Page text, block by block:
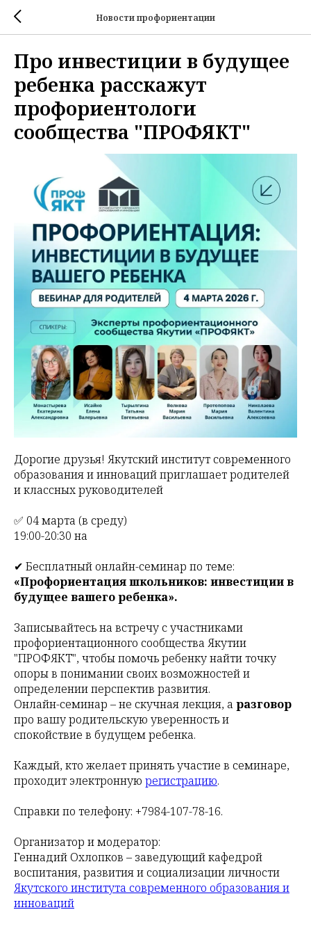
Новости профориентации
Про инвестиции в будущее
ребенка расскажут
профориентологи
сообщества "ПРОФЯКТ"
Дорогие друзья! Якутский институт современного
образования и инноваций приглашает родителей
и классных руководителей
✅ 04 марта (в среду)
19:00-20:30 на
✔ Бесплатный онлайн-семинар по теме:
«Профориентация школьников: инвестиции в
будущее вашего ребенка».
Записывайтесь на встречу с участниками
профориентационного сообщества Якутии
"ПРОФЯКТ", чтобы помочь ребенку найти точку
опоры в понимании своих возможностей и
определении перспектив развития.
Онлайн-семинар – не скучная лекция, аразговор
про вашу родительскую уверенность и
спокойствие в будущем ребенка.
Каждый, кто желает принять участие в семинаре,
проходит электронную регистрацию.
Справки по телефону: +7984-107-78-16.
Организатор и модератор:
Геннадий Охлопков – заведующий кафедрой
воспитания, развития и социализации личности
Якутского института современного образования и
инноваций